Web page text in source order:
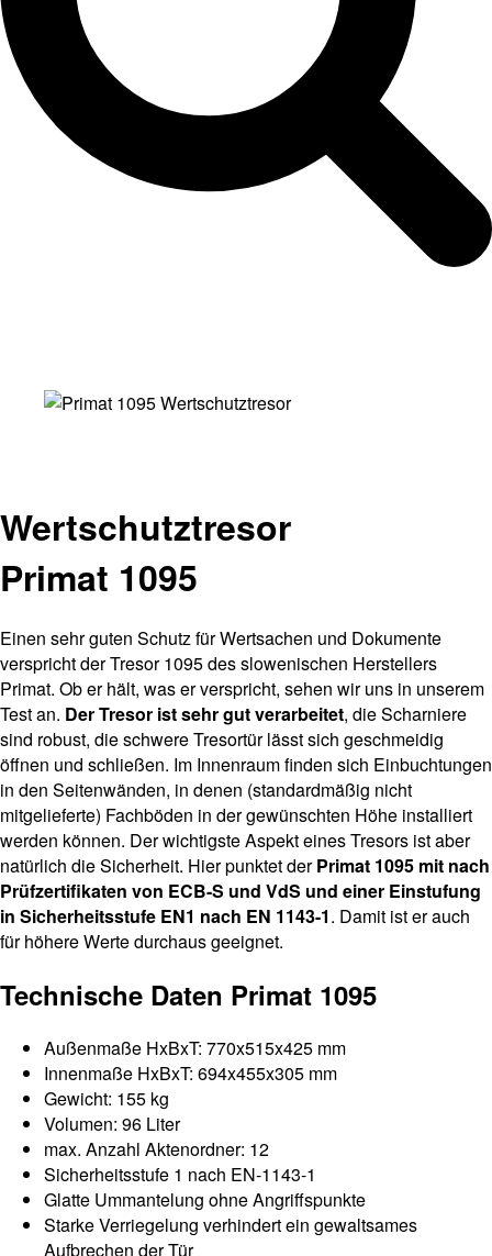
Wertschutztresor
Primat 1095
Einen sehr guten Schutz für Wertsachen und Dokumente
verspricht der Tresor 1095 des slowenischen Herstellers
Primat. Ob er hält, was er verspricht, sehen wir uns in unserem
Test an. Der Tresor ist sehr gut verarbeitet, die Scharniere
sind robust, die schwere Tresortür lässt sich geschmeidig
öffnen und schließen. Im Innenraum finden sich Einbuchtungen
in den Seitenwänden, in denen (standardmäßig nicht
mitgelieferte) Fachböden in der gewünschten Höhe installiert
werden können. Der wichtigste Aspekt eines Tresors ist aber
natürlich die Sicherheit. Hier punktet derPrimat 1095 mit nach
Prüfzertifikaten von ECB-S und VdS und einer Einstufung
in Sicherheitsstufe EN1 nach EN 1143-1. Damit ist er auch
für höhere Werte durchaus geeignet.
Technische Daten Primat 1095
Außenmaße HxBxT: 770x515x425 mm
Innenmaße HxBxT: 694x455x305 mm
Gewicht: 155 kg
Volumen: 96 Liter
max. Anzahl Aktenordner: 12
Sicherheitsstufe 1 nach EN-1143-1
Glatte Ummantelung ohne Angriffspunkte
Starke Verriegelung verhindert ein gewaltsames
Aufbrechen der Tür